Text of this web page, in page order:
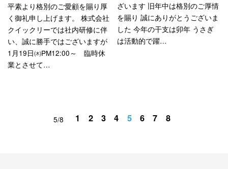
平素より格別のご愛顧を賜り厚
く御礼申し上げます。 株式会社
クイックリーでは社内研修に伴
い、誠に勝手ではございますが
1月19日㈭PM12:00～ 臨時休
業とさせて…
ざいます 旧年中は格別のご厚情
を賜り 誠にありがとうございま
した 今年の干支は卯年 うさぎ
は活動的で躍…
5/8 1 2 3 4 5 6 7 8